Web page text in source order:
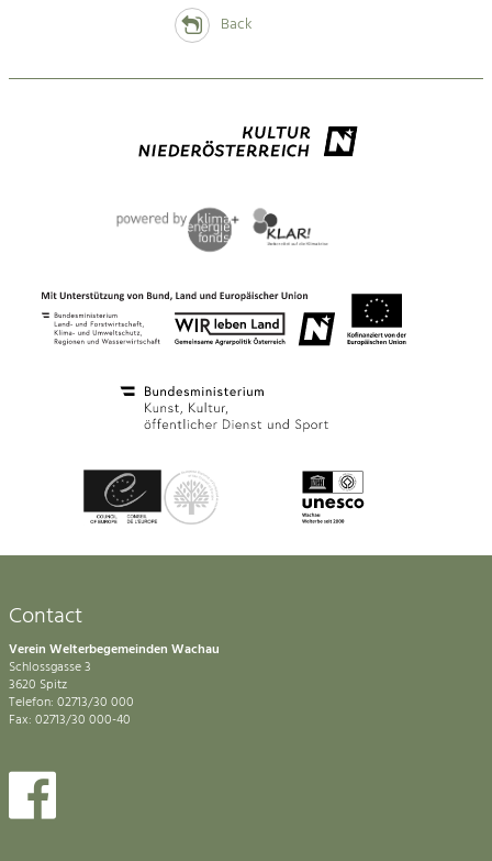
Back
Contact
Verein Welterbegemeinden Wachau
Schlossgasse 3
3620 Spitz
Telefon: 02713/30 000
Fax: 02713/30 000-40